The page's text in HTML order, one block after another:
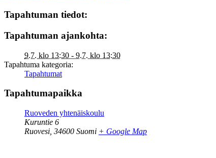
Tapahtuman tiedot:
Tapahtuman ajankohta:
9.7. klo 13:30 - 9.7. klo 13:30
Tapahtuma kategoria:
Tapahtumat
Tapahtumapaikka
Ruoveden yhtenäiskoulu
Kuruntie 6
Ruovesi 34600 Suomi + Google Map